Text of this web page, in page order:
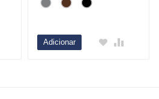
Adicionar